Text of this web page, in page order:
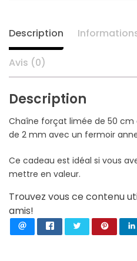
Description
Avis (0)
Description
Chaîne forçat limée de 50 cm
de 2 mm avec un fermoir
Ce cadeau est idéal si vous
mettre en valeur.
Trouvez vous ce contenu
amis!